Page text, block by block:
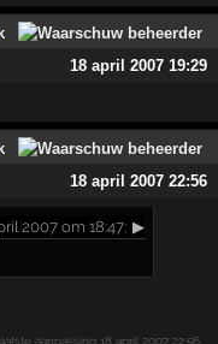
18 april 2007 19:29
18 april 2007 22:56
2007 om 18:47: ▶
aanpassing18 april 2007 22:56